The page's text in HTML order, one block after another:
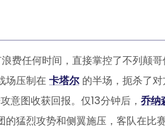
费任何时间，直接掌控了不列颠
场压制在 卡塔尔的半场，扼杀了对
意图收获回报。仅13分钟后， 乔纳
猛烈攻势和侧翼施压，客队在比